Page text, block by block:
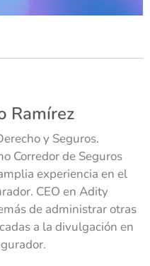
Ramírez
y Seguros.
Corredor de Seguros
experiencia en el
CEO en Adity
de administrar otras
a la divulgación en